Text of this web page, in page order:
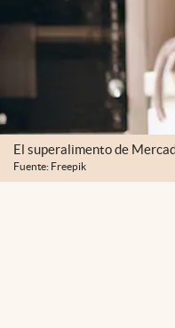
El superalimento de
Fuente: Freepik